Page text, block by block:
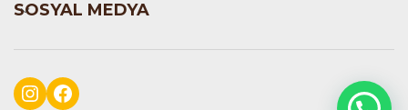
SOSYAL MEDYA
Instagram
Facebook